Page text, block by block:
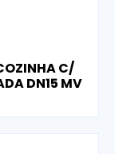
C/
DN15 MV